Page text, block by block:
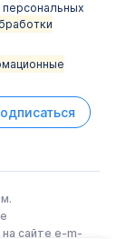
сайте e-m-